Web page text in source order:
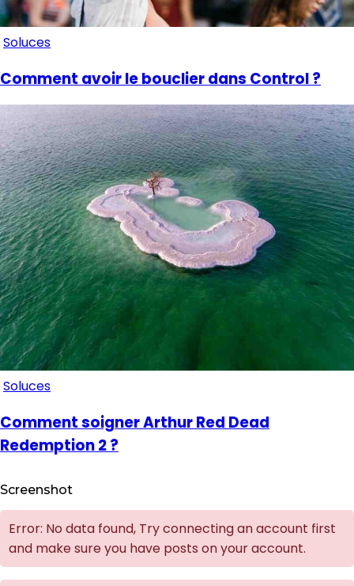
Soluces
Comment avoir le bouclier dans Control ?
Soluces
Comment soigner Arthur Red Dead
Redemption 2 ?
Screenshot
Error: No data found, Try connecting an account first
and make sure you have posts on your account.